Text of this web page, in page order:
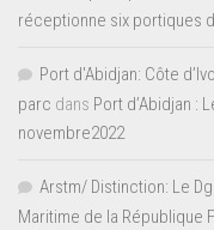
réceptionne six portiques
Port d'Abidjan: Côte
parc dans Port d’Abidjan :
novembre2022
Arstm/ Distinction: Le
Maritime de la République